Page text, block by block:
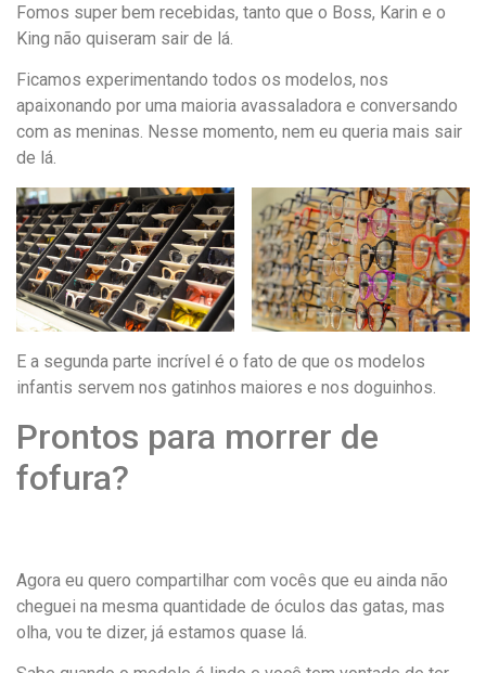
Fomos super bem recebidas, tanto que o Boss, Karin e o
King não quiseram sair de lá.
Ficamos experimentando todos os modelos, nos
apaixonando por uma maioria avassaladora e conversando
com as meninas. Nesse momento, nem eu queria mais sair
de lá.
E a segunda parte incrível é o fato de que os modelos
infantis servem nos gatinhos maiores e nos doguinhos.
Prontos para morrer de
fofura?
Agora eu quero compartilhar com vocês que eu ainda não
cheguei na mesma quantidade de óculos das gatas, mas
olha, vou te dizer, já estamos quase lá.